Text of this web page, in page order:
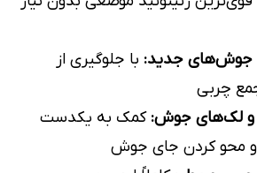
جوش‌های جدید: با جلوگیری از
چربی
و لک‌های جوش: کمک به یکدست
محو کردن جای جوش